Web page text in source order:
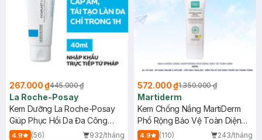
267.000 ₫445.000 ₫
La Roche-Posay
Kem Dưỡng La Roche-Posay
Giúp Phục Hồi Da Đa Công
Dụng 40ml
4.9 (56)
932/tháng
572.000 ₫1.350.000 ₫
Martiderm
Kem Chống Nắng MartiDerm
Phổ Rộng Bảo Vệ Toàn Diện
40ml
4.9 (110)
243/tháng